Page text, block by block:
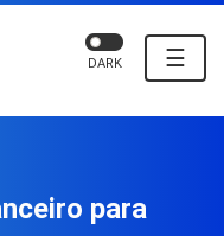
☰
DARK
para